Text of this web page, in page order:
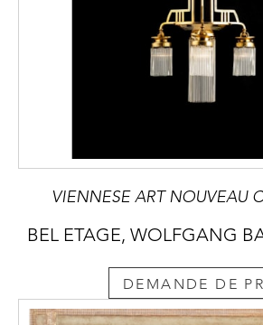
VIENNESE ART NOUVEAU
BEL ETAGE, WOLFGANG
DEMANDE DE